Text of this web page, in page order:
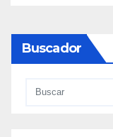
Buscador